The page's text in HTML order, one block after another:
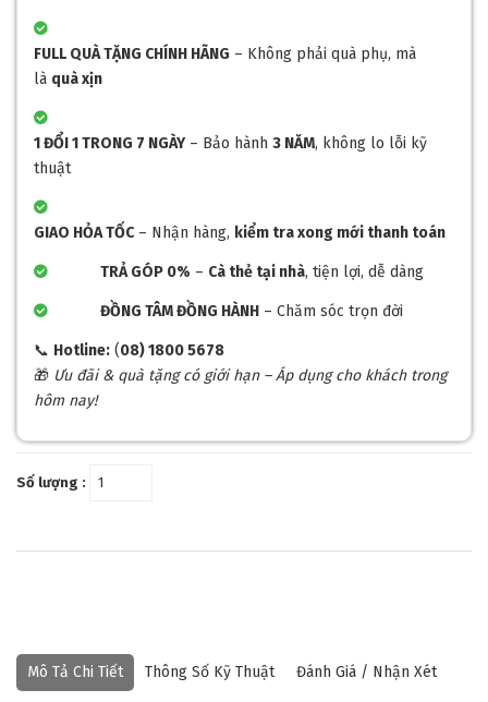
FULL QUÀ TẶNG CHÍNH HÃNG – Không phải quà phụ, mà
là quà xịn
1 ĐỔI 1 TRONG 7 NGÀY– Bảo hành 3 NĂM, không lo lỗi kỹ
thuật
GIAO HỎA TỐC– Nhận hàng, kiểm tra xong mới thanh toán
TRẢ GÓP 0% – Cà thẻ tại nhà, tiện lợi, dễ dàng
ĐỒNG TÂM ĐỒNG HÀNH – Chăm sóc trọn đời
📞 Hotline: (08) 1800 5678
🎁 Ưu đãi & quà tặng có giới hạn – Áp dụng cho khách trong
hôm nay!
Số lượng :
Mô Tả Chi Tiết Thông Số Kỹ Thuật Đánh Giá / Nhận Xét